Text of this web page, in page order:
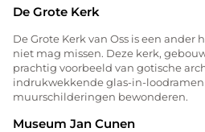
De Grote Kerk
De Grote Kerk van Oss is een
niet mag missen. Deze kerk,
prachtig voorbeeld van gotische
indrukwekkende glas-in-
muurschilderingen bewonderen.
Museum Jan Cunen